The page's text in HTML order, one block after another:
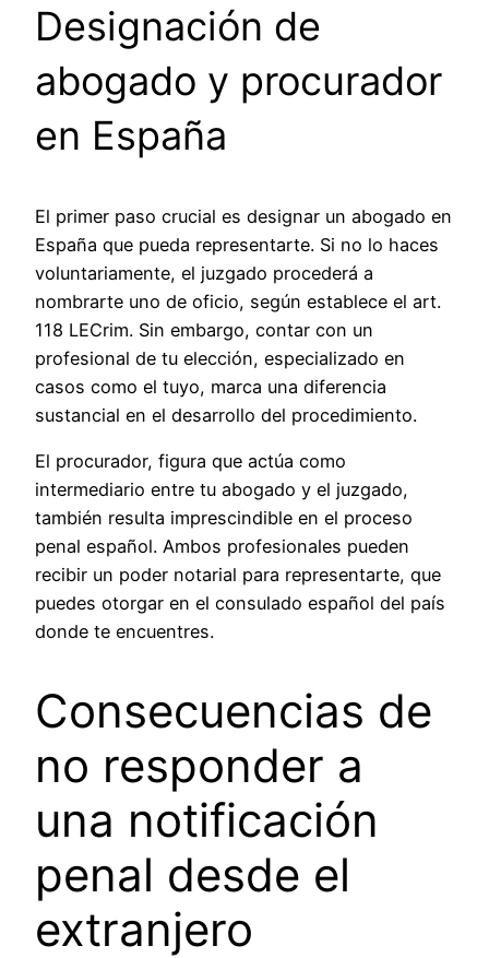
Designación de
abogado y procurador
en España
El primer paso crucial es designar un abogado en
España que pueda representarte. Si no lo haces
voluntariamente, el juzgado procederá a
nombrarte uno de oficio, según establece el art.
118 LECrim. Sin embargo, contar con un
profesional de tu elección, especializado en
casos como el tuyo, marca una diferencia
sustancial en el desarrollo del procedimiento.
El procurador, figura que actúa como
intermediario entre tu abogado y el juzgado,
también resulta imprescindible en el proceso
penal español. Ambos profesionales pueden
recibir un poder notarial para representarte, que
puedes otorgar en el consulado español del país
donde te encuentres.
Consecuencias de
no responder a
una notificación
penal desde el
extranjero